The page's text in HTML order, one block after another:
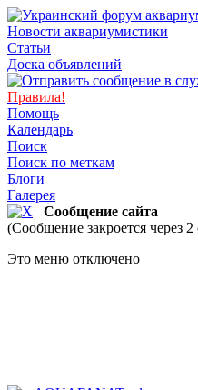
Новости аквариумистики
Статьи
Доска объявлений
Правила!
Помощь
Календарь
Поиск
Поиск по меткам
Блоги
Галерея
Сообщение сайта
(Сообщение закроется через
Это меню отключено